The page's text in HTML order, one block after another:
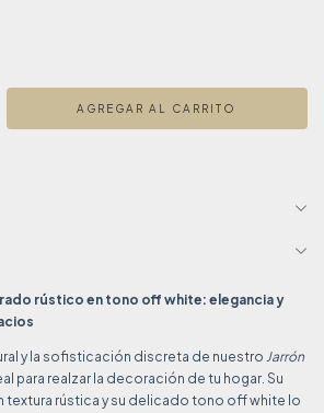
rústico en tono off white: elegancia y
y la sofisticación discreta de nuestro Jarrón
para realzar la decoración de tu hogar. Su
rústica y su delicado tono off white lo